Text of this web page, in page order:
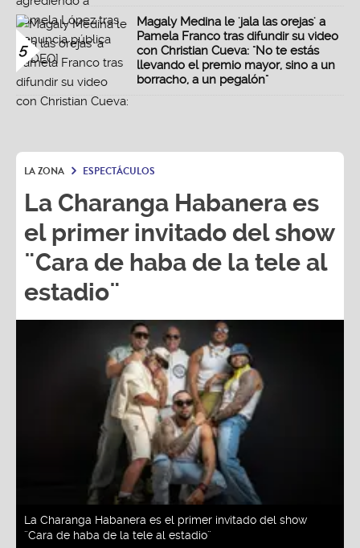
5
Magaly Medina le 'jala las orejas' a
Pamela Franco tras difundir su video
con Christian Cueva: "No te estás
llevando el premio mayor, sino a un
borracho, a un pegalón"
LA ZONA ESPECTÁCULOS
La Charanga Habanera es
el primer invitado del show
¨Cara de haba de la tele al
estadio¨
La Charanga Habanera es el primer invitado del show
¨Cara de haba de la tele al estadio¨